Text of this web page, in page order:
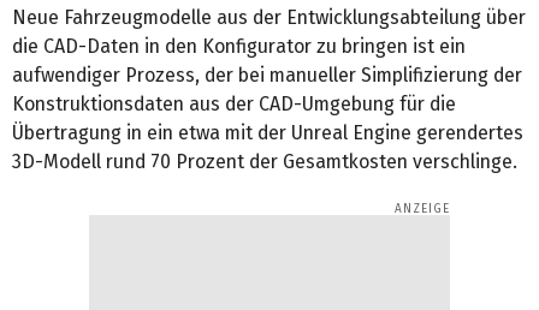
Neue Fahrzeugmodelle aus der Entwicklungsabteilung über
die CAD-Daten in den Konfigurator zu bringen ist ein
aufwendiger Prozess, der bei manueller Simplifizierung der
Konstruktionsdaten aus der CAD-Umgebung für die
Übertragung in ein etwa mit der Unreal Engine gerendertes
3D-Modell rund 70 Prozent der Gesamtkosten verschlinge.